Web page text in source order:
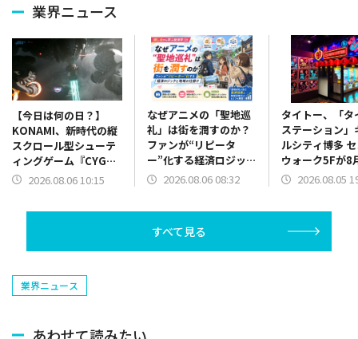
業界ニュース
【今日は何の日？】
KONAMI、新時代の縦
スクロール型シューテ
ィングゲーム『CYGNI:
All Guns Blazing』を
2026.08.06 10:15
なぜアニメの「聖地巡
礼」は街を潤すのか？
ファンが“リピータ
ー”化する経済ロジック
と地域の仕掛け【推し
2026.08.06 08:32
タイトー、「タ
ステーション」
ルシティ博多
ウォーク5Fが8
ープン…台湾式
2026.08.05
すべて見る
業界ニュース
あわせて読みたい